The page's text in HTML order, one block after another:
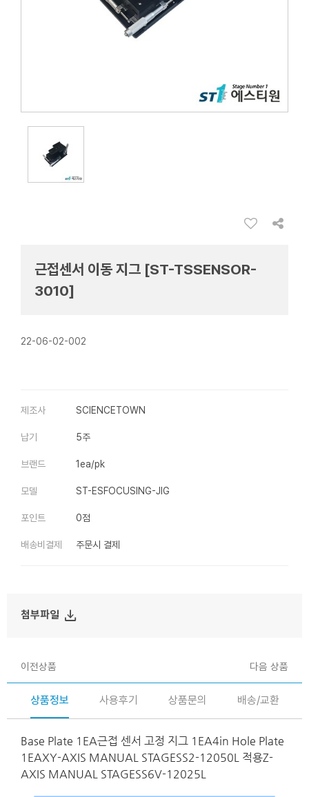
근접센서 이동 지그 [ST-TSSENSOR-
3010]
22-06-02-002
제조사 SCIENCETOWN
납기 5주
브랜드 1ea/pk
모델 ST-ESFOCUSING-JIG
포인트 0점
배송비결제 주문시 결제
첨부파일 file_download
이전상품 다음 상품
상품정보 사용후기 상품문의 배송/교환
Base Plate 1EA근접 센서 고정 지그 1EA4in Hole Plate
1EAXY-AXIS MANUAL STAGESS2-12050L 적용Z-
AXIS MANUAL STAGESS6V-12025L